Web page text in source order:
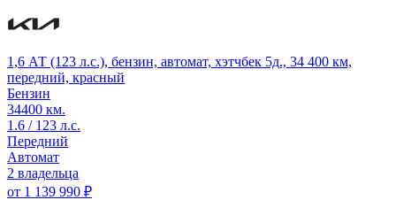
1,6 АТ (123 л.с.), бензин, автомат, хэтчбек 5д., 34 400 км,
передний, красный
Бензин
34400 км.
1.6 / 123 л.с.
Передний
Автомат
2 владельца
от 1 139 990 ₽